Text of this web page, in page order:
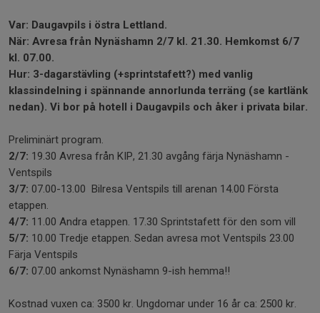
Var: Daugavpils i östra Lettland.
När: Avresa från Nynäshamn 2/7 kl. 21.30. Hemkomst 6/7
kl. 07.00.
Hur: 3-dagarstävling (+sprintstafett?) med vanlig
klassindelning i spännande annorlunda terräng (se kartlänk
nedan). Vi bor på hotell i Daugavpils och åker i privata bilar.
Preliminärt program.
2/7: 19.30 Avresa från KIP, 21.30 avgång färja Nynäshamn -
Ventspils
3/7: 07.00-13.00 Bilresa Ventspils till arenan 14.00 Första
etappen.
4/7: 11.00 Andra etappen. 17.30 Sprintstafett för den som vill
5/7: 10.00 Tredje etappen. Sedan avresa mot Ventspils 23.00
Färja Ventspils
6/7: 07.00 ankomst Nynäshamn 9-ish hemma!!
Kostnad vuxen ca: 3500 kr. Ungdomar under 16 år ca: 2500 kr.